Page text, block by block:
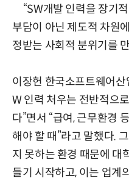
“SW개발 인력을 장기
부담이 아닌 제도적 차원
정받는 사회적 분위기를
이장헌 한국소프트웨어
W 인력 처우는 전반적으
다”면서 “급여, 근무환경
해야 할 때”라고 말했다.
지 못하는 환경 때문에 대
들기 시작하고, 이는 업계